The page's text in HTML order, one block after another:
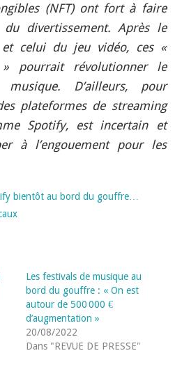
(NFT) ont fort à faire
divertissement. Après le
et celui du jeu vidéo, ces «
pourrait révolutionner le
D’ailleurs, pour
plateformes de streaming
Spotify, est incertain et
à l’engouement pour les
bientôt au bord du gouffre…
Les festivals de musique au
bord du gouffre : « On est
autour de 500 000 €
d’augmentation »
20/08/2022
Dans "REVUE DE PRESSE"